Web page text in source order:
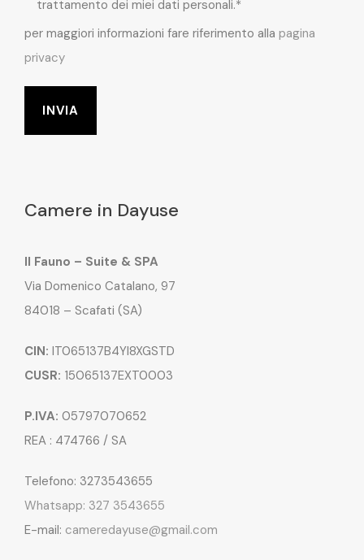
trattamento dei miei dati personali.*
per maggiori informazioni fare riferimento alla pagina
privacy
Camere in Dayuse
Il Fauno – Suite & SPA
Via Domenico Catalano, 97
84018 – Scafati (SA)
CIN: IT065137B4YI8XGSTD
CUSR: 15065137EXT0003
P.IVA: 05797070652
REA : 474766 / SA
Telefono: 3273543655
Whatsapp: 327 3543655
E-mail: cameredayuse@gmail.com